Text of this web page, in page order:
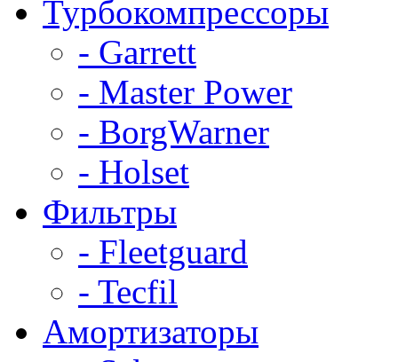
Турбокомпрессоры
- Garrett
- Master Power
- BorgWarner
- Holset
Фильтры
- Fleetguard
- Tecfil
Амортизаторы